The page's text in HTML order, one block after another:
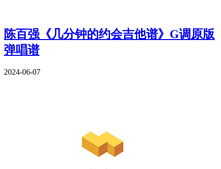
陈百强《几分钟的约会吉他谱》G调原版
弹唱谱
2024-06-07